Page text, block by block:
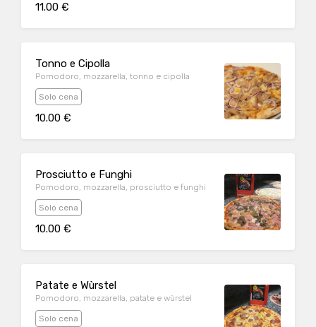
11.00 €
Tonno e Cipolla
Pomodoro, mozzarella, tonno e cipolla
Solo cena
10.00 €
Prosciutto e Funghi
Pomodoro, mozzarella, prosciutto e funghi
Solo cena
10.00 €
Patate e Wùrstel
Pomodoro, mozzarella, patate e wùrstel
Solo cena